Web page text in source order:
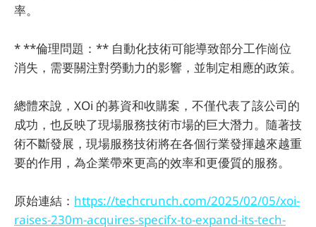
率。
* **倫理問題：** 自動化技術可能導致部分工作崗位
消失，需要關注對勞動力的影響，並制定相應的政策。
總體來說，XOi 的募資和收購案，不僅代表了該公司的
成功，也反映了現場服務技術市場的巨大潛力。隨著技
術不斷發展，現場服務技術將在各個行業發揮越來越重
要的作用，為企業帶來更高的效率和更優質的服務。
原始連結： https://techcrunch.com/2025/02/05/xoi-
raises-230m-acquires-specifx-to-expand-its-tech-